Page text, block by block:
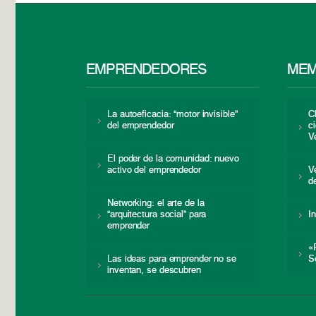
EMPRENDEDORES
La autoeficacia: “motor invisible”
del emprendedor
El poder de la comunidad: nuevo
activo del emprendedor
Networking: el arte de la
“arquitectura social” para
emprender
Las ideas para emprender no se
inventan, se descubren